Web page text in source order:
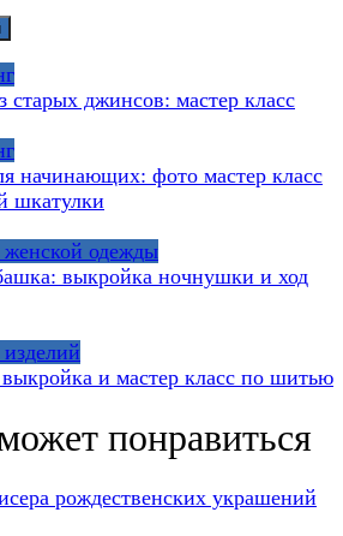
старых джинсов: мастер класс
начинающих: фото мастер класс
шкатулки
одежды
выкройка ночнушки и ход
и мастер класс по шитью
понравиться
рождественских украшений